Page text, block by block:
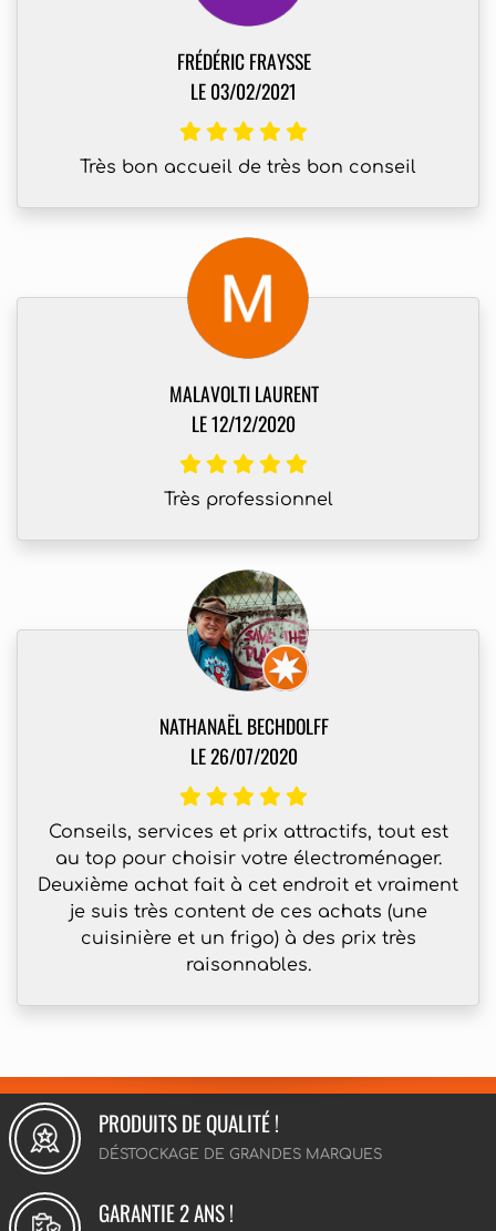
FRÉDÉRIC FRAYSSE
LE 03/02/2021
Très bon accueil de très bon conseil
MALAVOLTI LAURENT
LE 12/12/2020
Très professionnel
NATHANAËL BECHDOLFF
LE 26/07/2020
Conseils, services et prix attractifs, tout est
au top pour choisir votre électroménager.
Deuxième achat fait à cet endroit et vraiment
je suis très content de ces achats (une
cuisinière et un frigo) à des prix très
raisonnables.
PRODUITS DE QUALITÉ !
DÉSTOCKAGE DE GRANDES MARQUES
GARANTIE 2 ANS !